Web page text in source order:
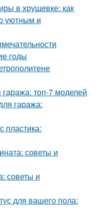
в хрущевке: как
уютным и
годы
топ-7 моделей
гаража:
пластика:
советы и
советы и
для вашего пола: